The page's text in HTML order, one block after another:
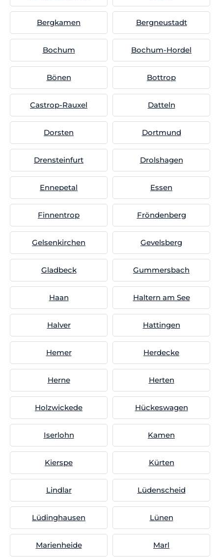
Bergkamen Bergneustadt
Bochum Bochum-Hordel
Bönen Bottrop
Castrop-Rauxel Datteln
Dorsten Dortmund
Drensteinfurt Drolshagen
Ennepetal Essen
Finnentrop Fröndenberg
Gelsenkirchen Gevelsberg
Gladbeck Gummersbach
Haan Haltern am See
Halver Hattingen
Hemer Herdecke
Herne Herten
Holzwickede Hückeswagen
Iserlohn Kamen
Kierspe Kürten
Lindlar Lüdenscheid
Lüdinghausen Lünen
Marienheide Marl